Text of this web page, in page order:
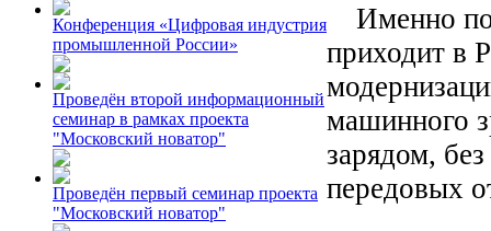
Конференция «Цифровая индустрия
промышленной России»
Проведён второй информационный
семинар в рамках проекта
"Московский новатор"
Проведён первый семинар проекта
"Московский новатор"
Именно
приходит в
машинного
зарядом,
передовых